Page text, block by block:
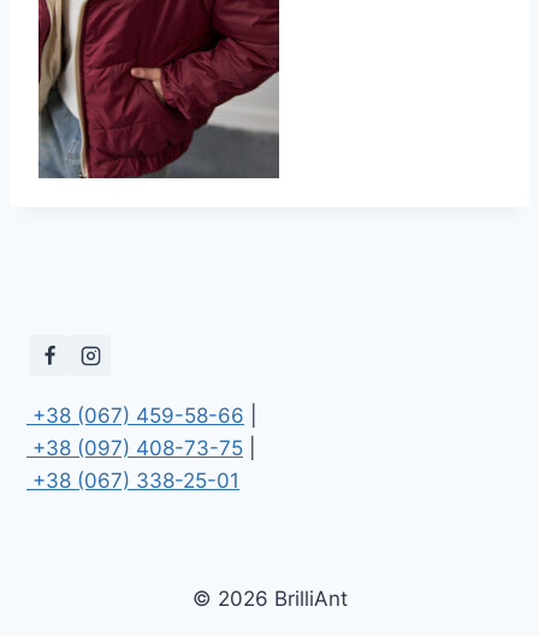
+38 (067) 459-58-66
+38 (097) 408-73-75
+38 (067) 338-25-01
© 2026 BrilliAnt